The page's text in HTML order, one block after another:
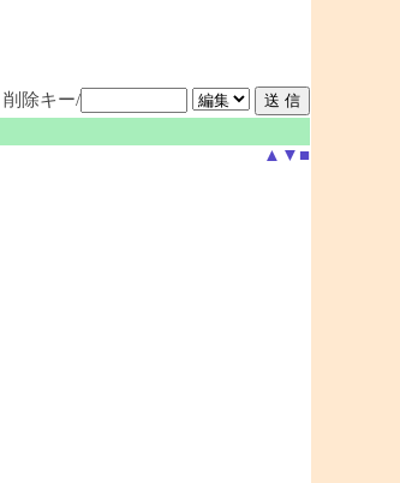
削除キー/
▲ ▼ ■